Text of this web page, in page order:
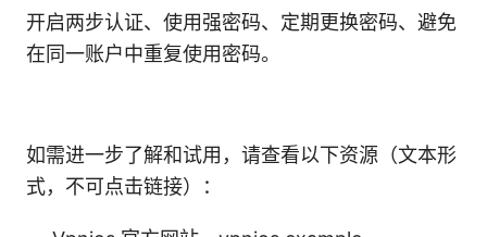
开启两步认证、使用强密码、定期更换密码、避免
在同一账户中重复使用密码。
如需进一步了解和试用，请查看以下资源（文本形
式，不可点击链接）：